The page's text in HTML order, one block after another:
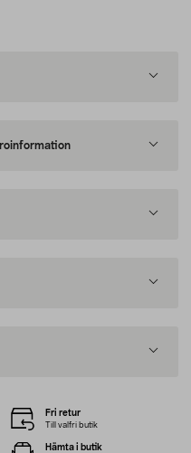
Fri retur
Till valfri butik
Hämta i butik